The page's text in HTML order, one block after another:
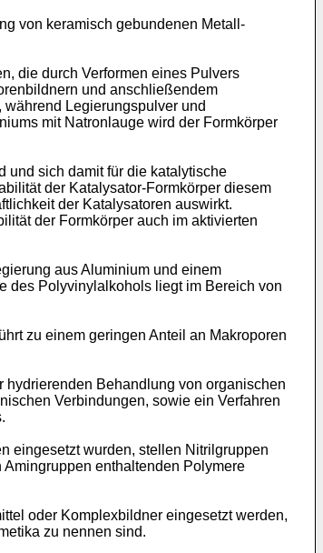
von keramisch gebundenen Metall-
die durch Verformen eines Pulvers
und anschließendem
Legierungspulver und
mit Natronlauge wird der Formkörper
und sich damit für die katalytische
der Katalysator-Formkörper diesem
der Katalysatoren auswirkt.
der Formkörper auch im aktivierten
aus Aluminium und einem
des Polyvinylalkohols liegt im Bereich von
zu einem geringen Anteil an Makroporen
Behandlung von organischen
Verbindungen, sowie ein Verfahren
eingesetzt wurden, stellen Nitrilgruppen
enthaltenden Polymere
oder Komplexbildner eingesetzt werden,
zu nennen sind.